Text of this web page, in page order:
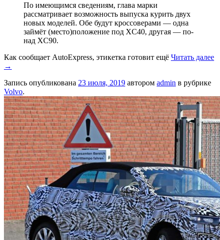
По имеющимся сведениям, глава марки
рассматривает возможность выпуска курить двух
новых моделей. Обе будут кроссоверами — одна
займёт (место)положение под XC40, другая — по-
над XC90.
Как сообщает AutoExpress, этикетка готовит ещё Читать далее
→
Запись опубликована 23 июля, 2019 автором admin в рубрике
Volvo.